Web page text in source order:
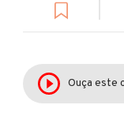
Ouça este